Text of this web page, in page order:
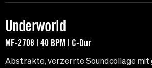
Underworld
MF-2708 | 40 BPM | C-Dur
Abstrakte, verzerrte Soundcollage mit